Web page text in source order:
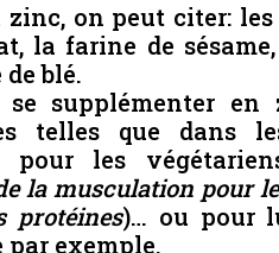
on peut citer:
la farine de
blé.
supplémenter en
telles que dans
pour les
la musculation pour
protéines)… ou pour
exemple.